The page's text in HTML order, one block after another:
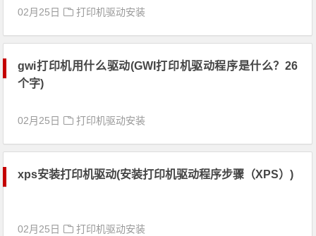
02月25日 打印机驱动安装
gwi打印机用什么驱动(GWI打印机驱动程序是什么？26
个字)
02月25日 打印机驱动安装
xps安装打印机驱动(安装打印机驱动程序步骤（XPS）)
02月25日 打印机驱动安装